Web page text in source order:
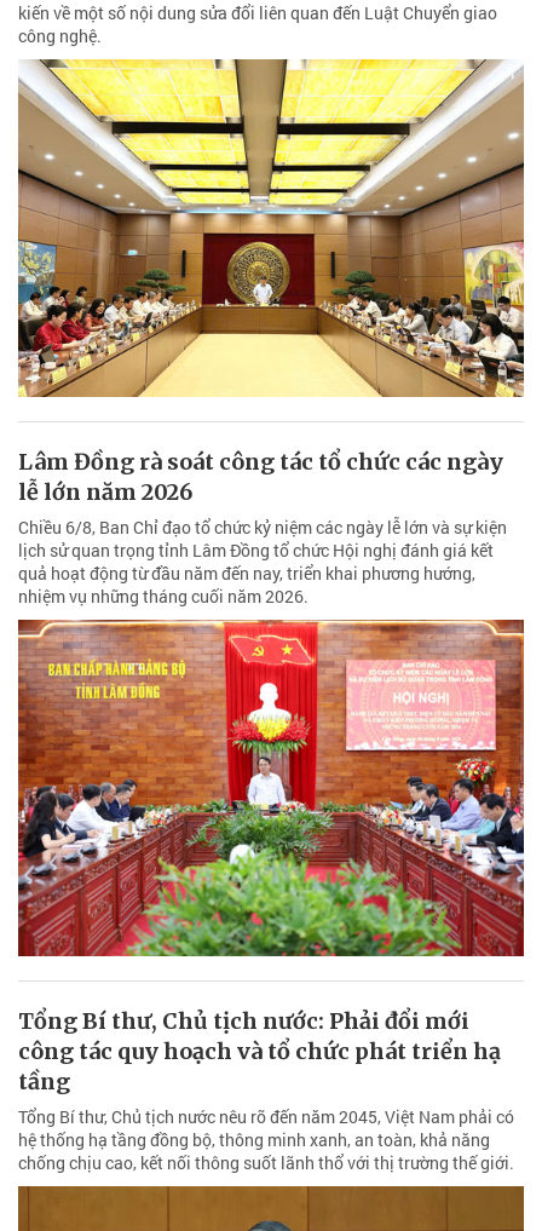
kiến về một số nội dung sửa đổi liên quan đến Luật Chuyển giao
công nghệ.
Lâm Đồng rà soát công tác tổ chức các ngày
lễ lớn năm 2026
Chiều 6/8, Ban Chỉ đạo tổ chức kỷ niệm các ngày lễ lớn và sự kiện
lịch sử quan trọng tỉnh Lâm Đồng tổ chức Hội nghị đánh giá kết
quả hoạt động từ đầu năm đến nay, triển khai phương hướng,
nhiệm vụ những tháng cuối năm 2026.
Tổng Bí thư, Chủ tịch nước: Phải đổi mới
công tác quy hoạch và tổ chức phát triển hạ
tầng
Tổng Bí thư, Chủ tịch nước nêu rõ đến năm 2045, Việt Nam phải có
hệ thống hạ tầng đồng bộ, thông minh xanh, an toàn, khả năng
chống chịu cao, kết nối thông suốt lãnh thổ với thị trường thế giới.